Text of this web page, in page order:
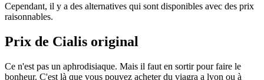
Cependant, il y a des alternatives qui sont disponibles avec des prix
raisonnables.
Prix de Cialis original
Ce n'est pas un aphrodisiaque. Mais il faut en sortir pour faire le
bonheur. C'est là que vous pouvez acheter du viagra a lyon ou à